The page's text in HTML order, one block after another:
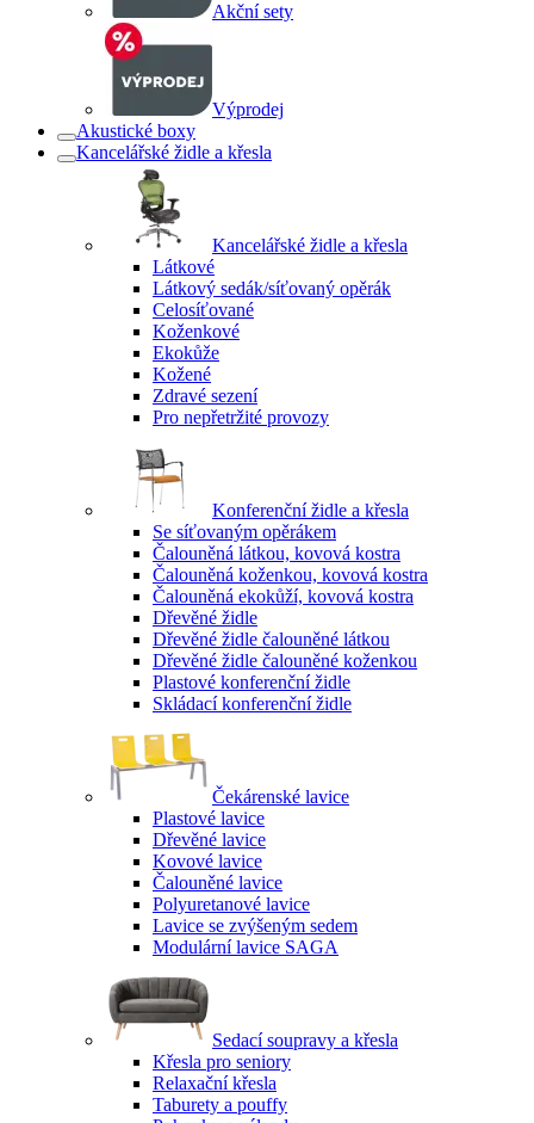
Akční sety
Výprodej
Akustické boxy
Kancelářské židle a křesla
Kancelářské židle a křesla
Látkové
Látkový sedák/síťovaný opěrák
Celosíťované
Koženkové
Ekokůže
Kožené
Zdravé sezení
Pro nepřetržité provozy
Konferenční židle a křesla
Se síťovaným opěrákem
Čalouněná látkou, kovová kostra
Čalouněná koženkou, kovová kostra
Čalouněná ekokůží, kovová kostra
Dřevěné židle
Dřevěné židle čalouněné látkou
Dřevěné židle čalouněné koženkou
Plastové konferenční židle
Skládací konferenční židle
Čekárenské lavice
Plastové lavice
Dřevěné lavice
Kovové lavice
Čalouněné lavice
Polyuretanové lavice
Lavice se zvýšeným sedem
Modulární lavice SAGA
Sedací soupravy a křesla
Křesla pro seniory
Relaxační křesla
Taburety a pouffy